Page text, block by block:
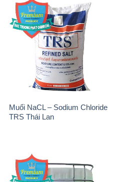
Muối NaCL – Sodium Chloride
TRS Thái Lan